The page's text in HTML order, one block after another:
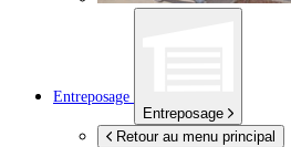
Entreposage
Entreposage
Retour au menu principal